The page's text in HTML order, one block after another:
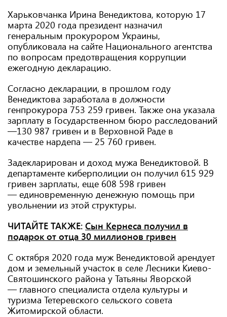
Харьковчанка Ирина Венедиктова, которую 17
марта 2020 года президент назначил
генеральным прокурором Украины,
опубликовала на сайте Национального агентства
по вопросам предотвращения коррупции
ежегодную декларацию.
Согласно декларации, в прошлом году
Венедиктова заработала в должности
генпрокурора 753 259 гривен. Также она указала
зарплату в Государственном бюро расследований
—130 987 гривен и в Верховной Раде в
качестве нардепа — 25 760 гривен.
Задекларирован и доход мужа Венедиктовой. В
департаменте киберполиции он получил 615 929
гривен зарплаты, еще 608 598 гривен
— единовременную денежную помощь при
увольнении из этой структуры.
ЧИТАЙТЕ ТАКЖЕ: Сын Кернеса получил в
подарок от отца 30 миллионов гривен
С октября 2020 года муж Венедиктовой арендует
дом и земельный участок в селе Лесники Киево-
Святошинского района у Татьяны Яворской
— главного специалиста отдела культуры и
туризма Тетеревского сельского совета
Житомирской области.